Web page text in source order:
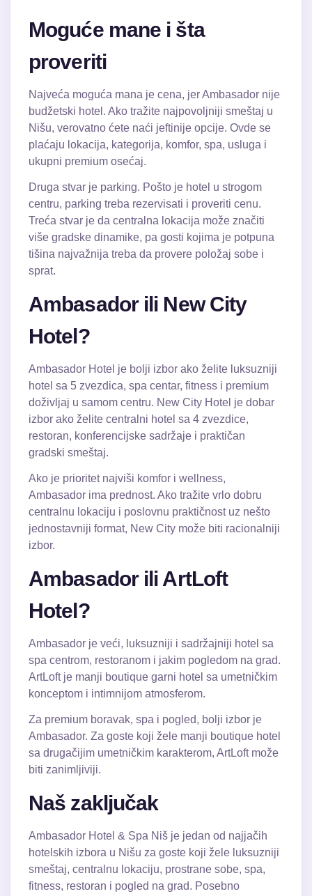
Moguće mane i šta
proveriti
Najveća moguća mana je cena, jer Ambasador nije
budžetski hotel. Ako tražite najpovoljniji smeštaj u
Nišu, verovatno ćete naći jeftinije opcije. Ovde se
plaćaju lokacija, kategorija, komfor, spa, usluga i
ukupni premium osećaj.
Druga stvar je parking. Pošto je hotel u strogom
centru, parking treba rezervisati i proveriti cenu.
Treća stvar je da centralna lokacija može značiti
više gradske dinamike, pa gosti kojima je potpuna
tišina najvažnija treba da provere položaj sobe i
sprat.
Ambasador ili New City
Hotel?
Ambasador Hotel je bolji izbor ako želite luksuzniji
hotel sa 5 zvezdica, spa centar, fitness i premium
doživljaj u samom centru. New City Hotel je dobar
izbor ako želite centralni hotel sa 4 zvezdice,
restoran, konferencijske sadržaje i praktičan
gradski smeštaj.
Ako je prioritet najviši komfor i wellness,
Ambasador ima prednost. Ako tražite vrlo dobru
centralnu lokaciju i poslovnu praktičnost uz nešto
jednostavniji format, New City može biti racionalniji
izbor.
Ambasador ili ArtLoft
Hotel?
Ambasador je veći, luksuzniji i sadržajniji hotel sa
spa centrom, restoranom i jakim pogledom na grad.
ArtLoft je manji boutique garni hotel sa umetničkim
konceptom i intimnijom atmosferom.
Za premium boravak, spa i pogled, bolji izbor je
Ambasador. Za goste koji žele manji boutique hotel
sa drugačijim umetničkim karakterom, ArtLoft može
biti zanimljiviji.
Naš zaključak
Ambasador Hotel & Spa Niš je jedan od najjačih
hotelskih izbora u Nišu za goste koji žele luksuzniji
smeštaj, centralnu lokaciju, prostrane sobe, spa,
fitness, restoran i pogled na grad. Posebno